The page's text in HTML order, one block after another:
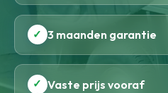
✓ 3 maanden garantie
✓ Vaste prijs vooraf